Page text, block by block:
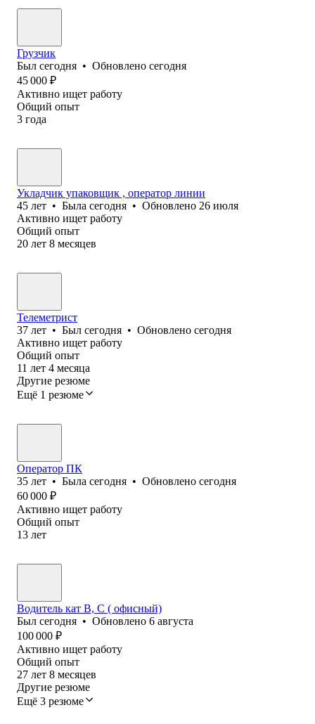
Грузчик
Был сегодня • Обновлено сегодня
45 000 ₽
Активно ищет работу
Общий опыт
3 года
Укладчик упаковщик , оператор линии
45 лет • Была сегодня • Обновлено 26 июля
Активно ищет работу
Общий опыт
20 лет 8 месяцев
Телеметрист
37 лет • Был сегодня • Обновлено сегодня
Активно ищет работу
Общий опыт
11 лет 4 месяца
Другие резюме
Ещё 1 резюме
Оператор ПК
35 лет • Была сегодня • Обновлено сегодня
60 000 ₽
Активно ищет работу
Общий опыт
13 лет
Водитель кат В, С ( офисный)
Был сегодня • Обновлено 6 августа
100 000 ₽
Активно ищет работу
Общий опыт
27 лет 8 месяцев
Другие резюме
Ещё 3 резюме